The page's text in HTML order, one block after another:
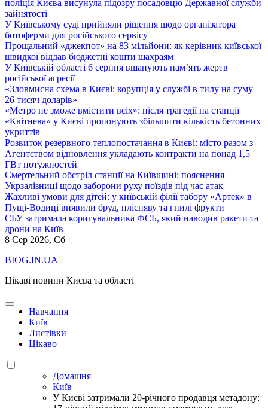
поліція Києва висунула підозру посадовцю Державної служби
зайнятості
У Київському суді прийняли рішення щодо організатора
ботоферми для російського сервісу
Прощальний «джекпот» на 83 мільйони: як керівник київської
швидкої віддав бюджетні кошти шахраям
У Київській області 6 серпня вшанують пам’ять жертв
російської агресії
«Зловмисна схема в Києві: корупція у службі в тилу на суму
26 тисяч доларів»
«Метро не зможе вмістити всіх»: після трагедії на станції
«Квітнева» у Києві пропонують збільшити кількість бетонних
укриттів
Розвиток резервного теплопостачання в Києві: місто разом з
Агентством відновлення укладають контракти на понад 1,5
ГВт потужностей
Смертельний обстріл станції на Київщині: пояснення
Укрзалізниці щодо заборони руху поїздів під час атак
Жахливі умови для дітей: у київській філії табору «Артек» в
Пущі-Водиці виявили бруд, плісняву та гнилі фрукти
СБУ затримала коригувальника ФСБ, який наводив ракети та
дрони на Київ
8 Сер 2026, Сб
BIOG.IN.UA
Цікаві новини Києва та області
Навчання
Київ
Листівки
Цікаво
Домашня
Київ
У Києві затримали 20-річного продавця метадону: